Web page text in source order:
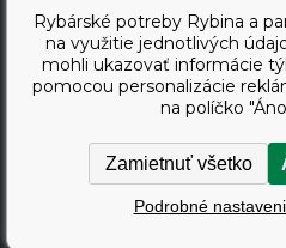
Copyright ©
Rybárské
Vortex
Rybárské potreby Rybina a
na využitie jednotlivých
mohli ukazovať informácie
pomocou personalizácie
na políčko
Zamietnuť všetko
Podrobné